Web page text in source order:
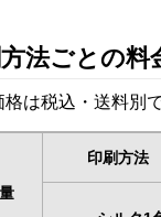
法ごとの料
格は税込・送料別
印刷方法